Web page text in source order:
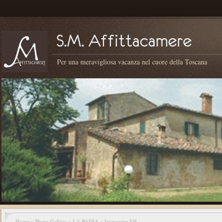
Per una meravigliosa vacanza nel cuore della Toscana